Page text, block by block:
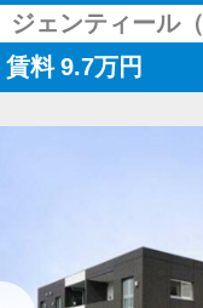
ジェンティール（
賃料 9.7万円